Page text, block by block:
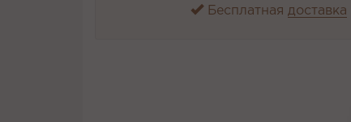
Бесплатная доставка